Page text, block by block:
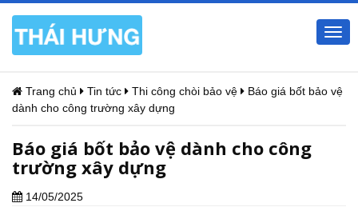
Trang chủ Tin tức Thi công chòi bảo vệ
Báo giá bốt bảo vệ
dành cho công trường xây dựng
Báo giá bốt bảo vệ dành cho công
trường xây dựng
14/05/2025